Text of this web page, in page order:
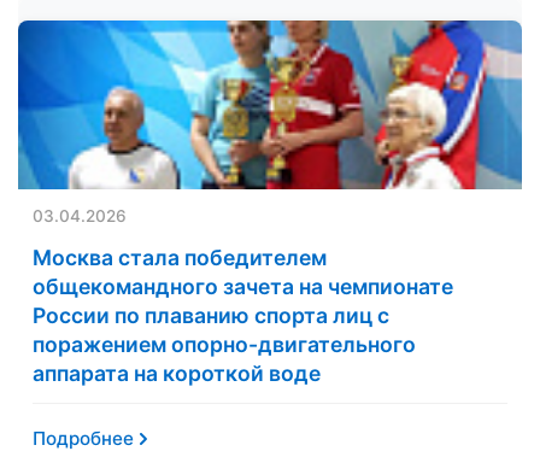
03.04.2026
Москва стала победителем
общекомандного зачета на чемпионате
России по плаванию спорта лиц с
поражением опорно-двигательного
аппарата на короткой воде
Подробнее